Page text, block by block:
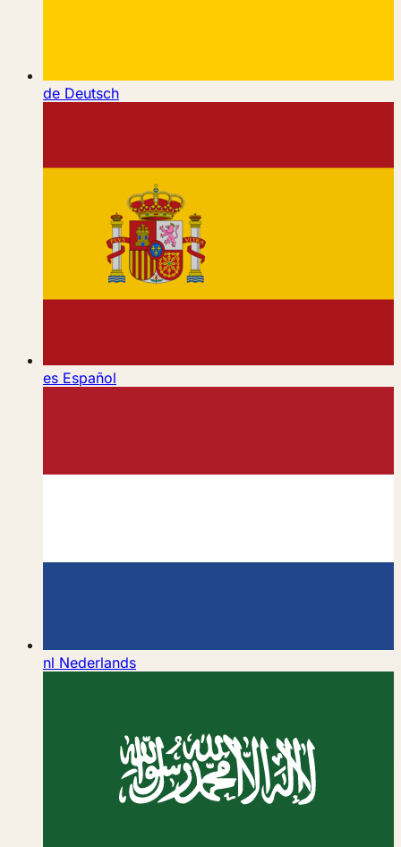
de Deutsch
es Español
nl Nederlands